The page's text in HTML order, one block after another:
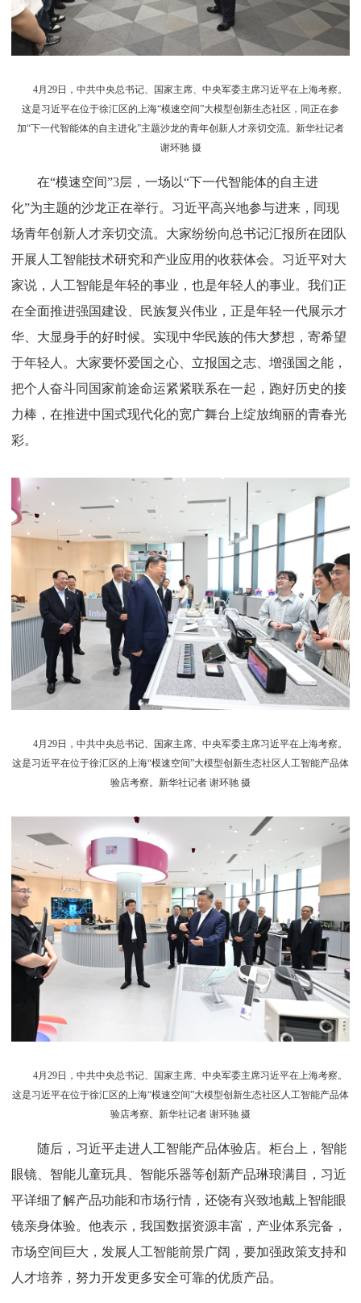
4月29日，中共中央总书记、国家主席、中央军委主席习近平在上海考察。
这是习近平在位于徐汇区的上海“模速空间”大模型创新生态社区，同正在参
加“下一代智能体的自主进化”主题沙龙的青年创新人才亲切交流。新华社记者
谢环驰 摄
在“模速空间”3层，一场以“下一代智能体的自主进
化”为主题的沙龙正在举行。习近平高兴地参与进来，同现
场青年创新人才亲切交流。大家纷纷向总书记汇报所在团队
开展人工智能技术研究和产业应用的收获体会。习近平对大
家说，人工智能是年轻的事业，也是年轻人的事业。我们正
在全面推进强国建设、民族复兴伟业，正是年轻一代展示才
华、大显身手的好时候。实现中华民族的伟大梦想，寄希望
于年轻人。大家要怀爱国之心、立报国之志、增强国之能，
把个人奋斗同国家前途命运紧紧联系在一起，跑好历史的接
力棒，在推进中国式现代化的宽广舞台上绽放绚丽的青春光
彩。
4月29日，中共中央总书记、国家主席、中央军委主席习近平在上海考察。
这是习近平在位于徐汇区的上海“模速空间”大模型创新生态社区人工智能产品体
验店考察。新华社记者 谢环驰 摄
4月29日，中共中央总书记、国家主席、中央军委主席习近平在上海考察。
这是习近平在位于徐汇区的上海“模速空间”大模型创新生态社区人工智能产品体
验店考察。新华社记者 谢环驰 摄
随后，习近平走进人工智能产品体验店。柜台上，智能
眼镜、智能儿童玩具、智能乐器等创新产品琳琅满目，习近
平详细了解产品功能和市场行情，还饶有兴致地戴上智能眼
镜亲身体验。他表示，我国数据资源丰富，产业体系完备，
市场空间巨大，发展人工智能前景广阔，要加强政策支持和
人才培养，努力开发更多安全可靠的优质产品。